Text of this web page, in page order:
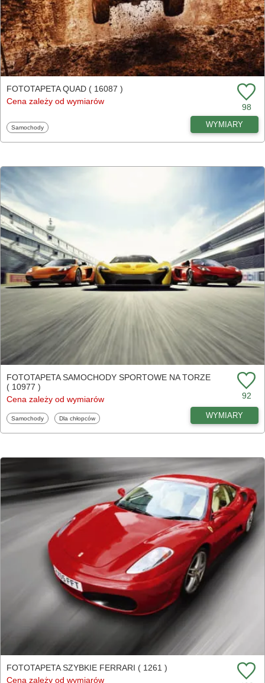
FOTOTAPETA QUAD ( 16087 )
Cena zależy od wymiarów
98
Fototapety
Samochody WYMIARY
FOTOTAPETA SAMOCHODY SPORTOWE NA TORZE
( 10977 )
Cena zależy od wymiarów
92
Fototapety
Samochody Fototapety
Dla chłopców WYMIARY
FOTOTAPETA SZYBKIE FERRARI ( 1261 )
Cena zależy od wymiarów